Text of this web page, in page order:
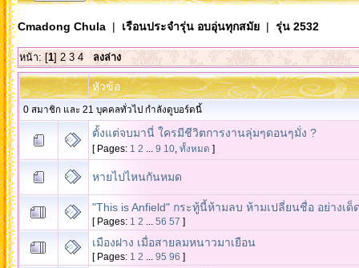
Cmadong Chula| เรือนประจำรุ่น อบอุ่นทุกสมัย| รุ่น 2532
หน้า: [1]2 3 4 ลงล่าง
หัวข้อ
0 สมาชิก และ 21 บุคคลทั่วไป กำลังดูบอร์ดนี้
ตั้งแต่จบมานี่ ใครมีชีวิตการงานลุ่มๆดอนๆมั่ง ?
[ Pages: 1 2 9 10, ทั้งหมด ]
หายไปไหนกันหมด
"This is Anfield" กระทู้นี้ห้ามลบ ห้ามเปลี่ยนชื่อ อย่างเด็
[ Pages: 1 2 56 57 ]
เมืองฝาง เมื่อสายลมหนาวมาเยือน
[ Pages: 1 2 95 96 ]